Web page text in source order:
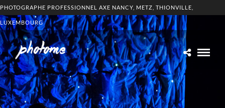
PHOTOGRAPHE PROFESSIONNEL AXE NANCY, METZ, THIONVILLE,
LUXEMBOURG